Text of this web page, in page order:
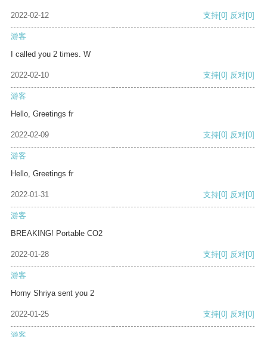
2022-02-12 支持[0] 反对[0]
游客
I called you 2 times. W
2022-02-10 支持[0] 反对[0]
游客
Hello, Greetings fr
2022-02-09 支持[0] 反对[0]
游客
Hello, Greetings fr
2022-01-31 支持[0] 反对[0]
游客
BREAKING! Portable CO2
2022-01-28 支持[0] 反对[0]
游客
Horny Shriya sent you 2
2022-01-25 支持[0] 反对[0]
游客